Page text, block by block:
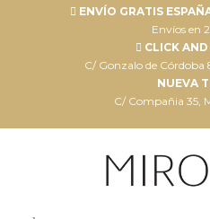
ENVÍO GRATIS
Envíos en
CLICK
C/ Gonzalo de
NUEVA
C/ Compañia 35,